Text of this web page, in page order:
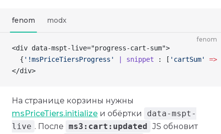
fenom modx
fenom
<div data-mspt-live="progress-cart-sum">
  {
'!msPriceTiersProgress' | snippet : [ 'cartSum' =>
</div>
На странице корзины нужны
msPriceTiers.initialize и обёртки
data-mspt-
live . После ms3:cart:updated JS обновит